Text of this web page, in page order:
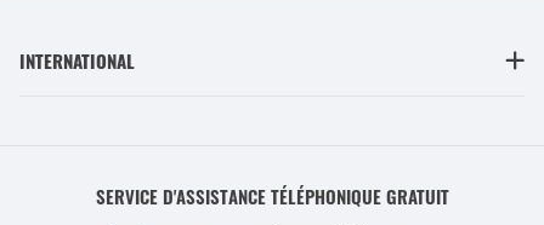
INTERNATIONAL
SERVICE D'ASSISTANCE TÉLÉPHONIQUE GRATUIT